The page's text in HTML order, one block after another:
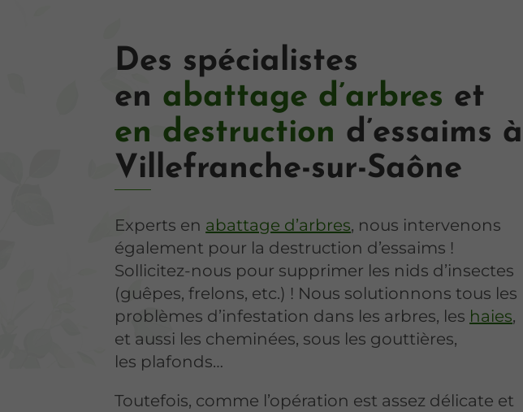
Des spécialistes
en abattage d’arbres et
en destruction d’essaims à
Villefranche-sur-Saône
Experts en abattage d’arbres, nous intervenons
également pour la destruction d’essaims !
Sollicitez-nous pour supprimer les nids d’insectes
(guêpes, frelons, etc.) ! Nous solutionnons tous les
problèmes d’infestation dans les arbres, les haies,
et aussi les cheminées, sous les gouttières,
les plafonds…
Toutefois, comme l’opération est assez délicate et